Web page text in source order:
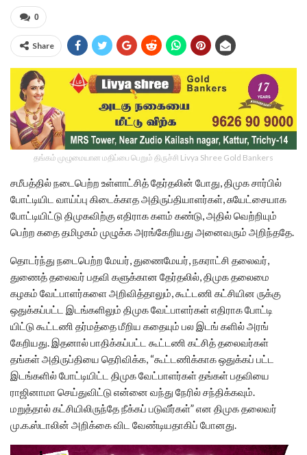
0
Share
தங்கம் முழுமையான மதிப்பை பெறும் திருச்சி Livya Shree Gold Bankers
சமீபத்தில் நடைபெற்ற உள்ளாட்சித் தேர்தலின் போது, திமுக சார்பில்
போட்டியிட வாய்ப்பு கிடைக்காத அதிருப்தியாளர்கள், சுயேட்சையாக
போட்டியிட்டு திமுகவிற்கு எதிராக களம் கண்டு, அதில் வெற்றியும்
பெற்ற கதை தமிழகம் முழுக்க அரங்கேறியது அனைவரும் அறிந்ததே.
தொடர்ந்து நடைபெற்ற மேயர், துணைமேயர், நகராட்சி தலைவர்,
துணைத் தலைவர் பதவி களுக்கான தேர்தலில், திமுக தலைமை
கழகம் வேட்பாளர்களை அறிவித்தாலும், கூட்டணி கட்சியின ருக்கு
ஒதுக்கப்பட்ட இடங்களிலும் திமுக வேட்பாளர்கள் எதிராக போட்டி
யிட்டு கூட்டணி தர்மத்தை மீறிய கதையும் பல இடங் களில் அரங்
கேறியது. இதனால் பாதிக்கப்பட்ட கூட்டணி கட்சித் தலைவர்கள்
தங்கள் அதிருப்தியை தெரிவிக்க, “கூட்டணிக்காக ஒதுக்கப் பட்ட
இடங்களில் போட்டியிட்ட திமுக வேட்பாளர்கள் தங்கள் பதவியை
ராஜினாமா செய்துவிட்டு என்னை வந்து நேரில் சந்திக்கவும்.
மறுத்தால் கட்சியிலிருந்தே நீக்கப் படுவீர்கள்” என திமுக தலைவர்
மு.க.ஸ்டாலின் அறிக்கை விட வேண்டியதாகிப் போனது.